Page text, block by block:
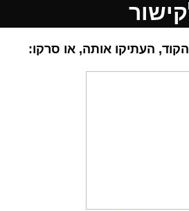
העתיקו אותה, או סרקו: